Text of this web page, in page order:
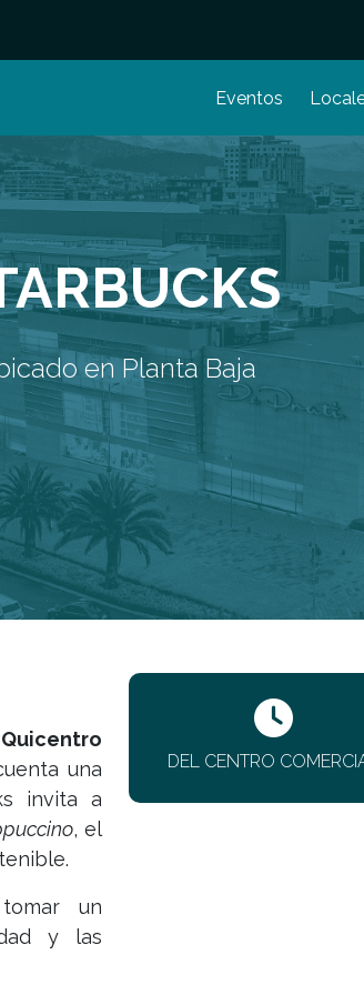
Eventos
en Planta Baja
Quicentro
una
invita a
, el
un
y las
DEL CENTRO